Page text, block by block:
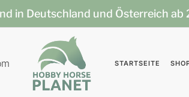
in Deutschland und Österreich ab
STARTSEITE